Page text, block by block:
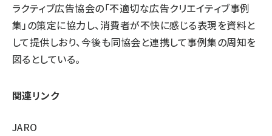
ラクティブ広告協会の「不適切な広告クリエイティブ事例
集」の策定に協力し、消費者が不快に感じる表現を資料と
して提供しおり、今後も同協会と連携して事例集の周知を
図るとしている。
関連リンク
JARO